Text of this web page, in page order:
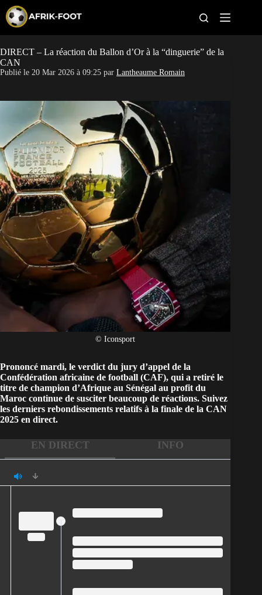
p
t
o
c
o
t
CAN féminine
Pays
Clubs
Classement
Paris sportifs
DIRECT – La réaction du Ballon d’Or à la “dinguerie” de la
CAN
Publié le 20 Mar 2026 à 09:25 par Lantheaume Romain
© Iconsport
Prononcé mardi, le verdict du jury d’appel de la
Confédération africaine de football (CAF), qui a retiré le
titre de champion d’Afrique au Sénégal au profit du
Maroc continue de susciter beaucoup de réactions. Suivez
les derniers rebondissements relatifs à la finale de la CAN
2025 en direct.
EN DIRECT INFO